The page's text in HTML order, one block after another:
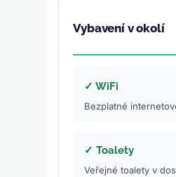
Vybavení v okolí
✓ WiFi
Bezplatné
✓ Toalety
Veřejné toalety v